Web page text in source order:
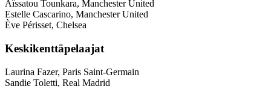
Aïssatou Tounkara, Manchester United
Estelle Cascarino, Manchester United
Ève Périsset, Chelsea
Keskikenttäpelaajat
Laurina Fazer, Paris Saint-Germain
Sandie Toletti, Real Madrid